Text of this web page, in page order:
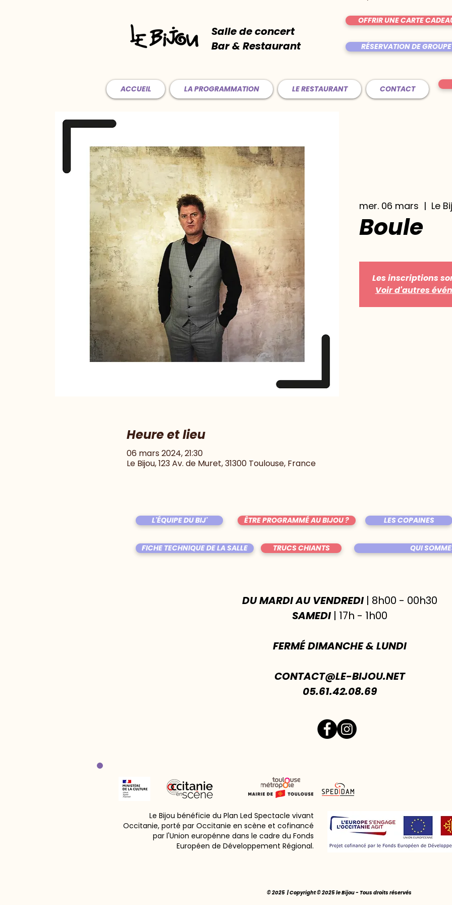
Salle de concert
Bar & Restaurant
OFFRIR UNE CARTE
RÉSERVATION DE GROUPE
ACCUEIL LA PROGRAMMATION LE RESTAURANT CONTACT
mer. 06 mars
  |
Le
Boule
Les inscriptions
Voir d'autres
Heure et lieu
06 mars 2024, 21:30
Le Bijou, 123 Av. de Muret, 31300 Toulouse, France
L'ÉQUIPE DU BIJ' ÊTRE PROGRAMMÉ AU BIJOU ? LES COPAINES
FICHE TECHNIQUE DE LA SALLE TRUCS CHIANTS QUI
DU MARDI AU VENDREDI| 8h00 - 00h30
SAMEDI| 17h - 1h00
FERMÉ DIMANCHE & LUNDI
CONTACT@LE-BIJOU.NET
05.61.42.08.69
Le Bijou bénéficie du Plan Led Spectacle vivant
Occitanie, porté par Occitanie en scène et cofinancé
par l'Union europénne dans le cadre du Fonds
Européen de Développement Régional.
© 2025 | Copyright © 2025 le Bijou - Tous droits réservés